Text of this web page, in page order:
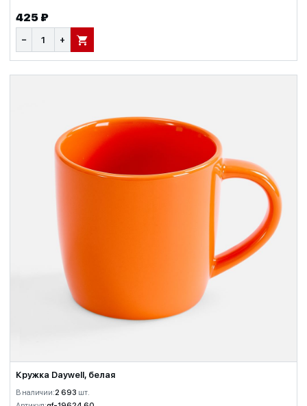
425 ₽
− + В КОРЗИНУ
Кружка Daywell, белая
В наличии:2 693 шт.